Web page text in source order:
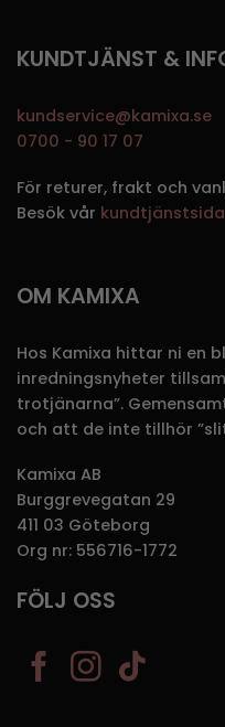
KUNDTJÄNST &
kundservice@kamixa.se
0700 - 90 17 07
För returer, frakt och
Besök vår kundtjänstsida
OM KAMIXA
Hos Kamixa hittar ni en
inredningsnyheter
trotjänarna”.
och att de inte tillhör
Kamixa AB
Burggrevegatan 29
411 03 Göteborg
Org nr: 556716-1772
FÖLJ OSS